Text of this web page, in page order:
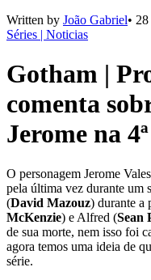
Written by João Gabriel•
Séries | Noticias
Gotham |
comenta
Jerome na
O personagem Jerome
pela última vez durante um
(David Mazouz) durante a
McKenzie) e Alfred (Sean
de sua morte, nem isso foi
agora temos uma ideia de
série.